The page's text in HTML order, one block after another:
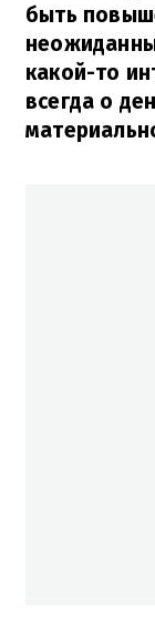
быть
какой-то
всегда о